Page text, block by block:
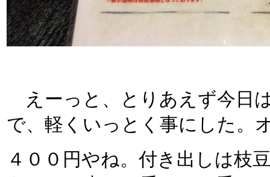
えーっと、とりあえず今日
で、軽くいっとく事にした
４００円やね。付き出しは枝